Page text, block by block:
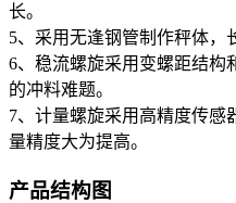
长。
5、采用无逢钢管制作秤体，
6、稳流螺旋采用变螺距结构
的冲料难题。
7、计量螺旋采用高精度传感
量精度大为提高。
产品结构图